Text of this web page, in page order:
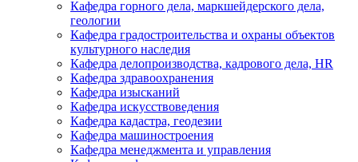
Кафедра горного дела, маркшейдерского дела,
геологии
Кафедра градостроительства и охраны объектов
культурного наследия
Кафедра делопроизводства, кадрового дела, HR
Кафедра здравоохранения
Кафедра изысканий
Кафедра искусствоведения
Кафедра кадастра, геодезии
Кафедра машиностроения
Кафедра менеджмента и управления